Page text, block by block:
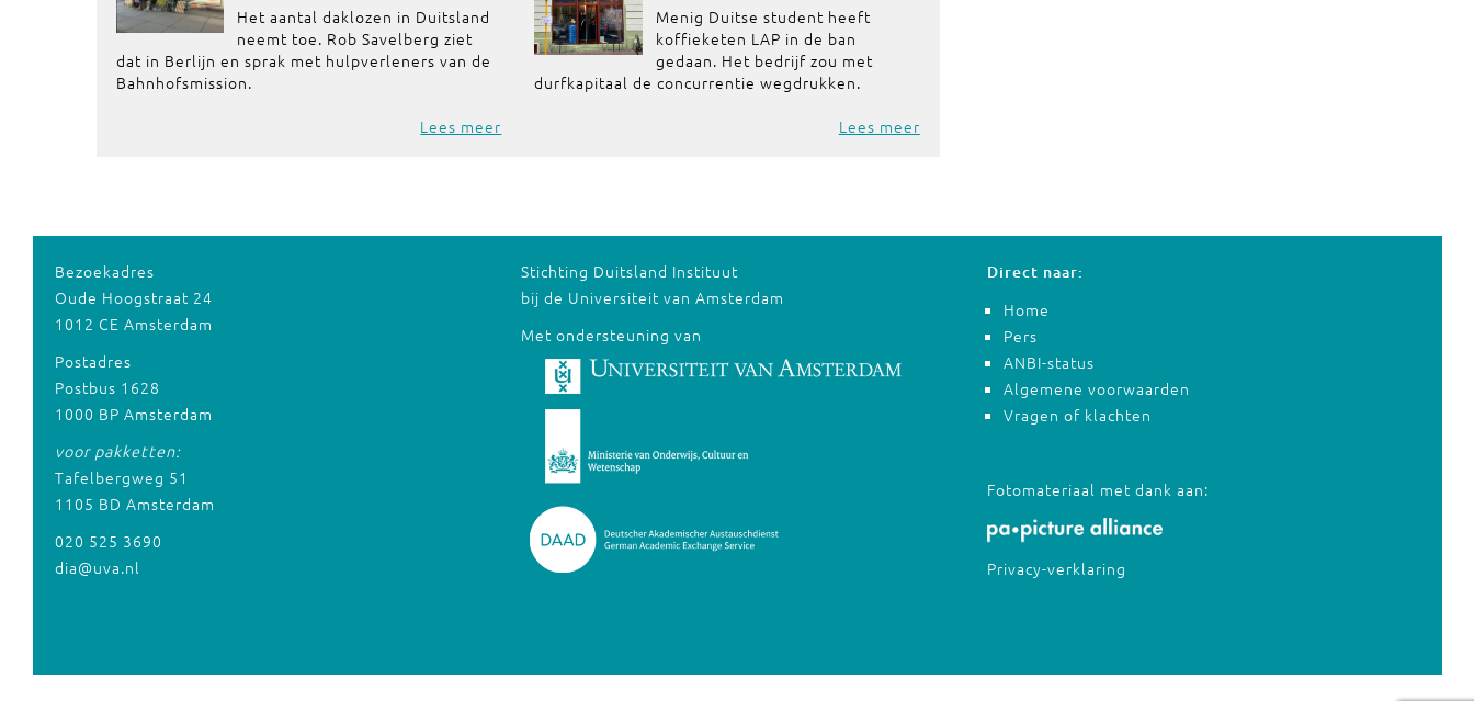
Het aantal daklozen in Duitsland
neemt toe. Rob Savelberg ziet
dat in Berlijn en sprak met hulpverleners van de
Bahnhofsmission.
Lees meer
Menig Duitse student heeft
koffieketen LAP in de ban
gedaan. Het bedrijf zou met
durfkapitaal de concurrentie wegdrukken.
Lees meer
Bezoekadres
Oude Hoogstraat 24
1012 CE Amsterdam
Postadres
Postbus 1628
1000 BP Amsterdam
voor pakketten:
Tafelbergweg 51
1105 BD Amsterdam
020 525 3690
dia@uva.nl
Stichting Duitsland Instituut
bij de Universiteit van Amsterdam
Met ondersteuning van
Direct naar:
Home
Pers
ANBI-status
Algemene voorwaarden
Vragen of klachten
Fotomateriaal met dank aan:
Privacy-verklaring